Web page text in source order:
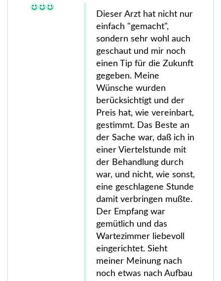
Dieser Arzt hat nicht nur
einfach "gemacht",
sondern sehr wohl auch
geschaut und mir noch
einen Tip für die Zukunft
gegeben. Meine
Wünsche wurden
berücksichtigt und der
Preis hat, wie vereinbart,
gestimmt. Das Beste an
der Sache war, daß ich in
einer Viertelstunde mit
der Behandlung durch
war, und nicht, wie sonst,
eine geschlagene Stunde
damit verbringen mußte.
Der Empfang war
gemütlich und das
Wartezimmer liebevoll
eingerichtet. Sieht
meiner Meinung nach
noch etwas nach Aufbau